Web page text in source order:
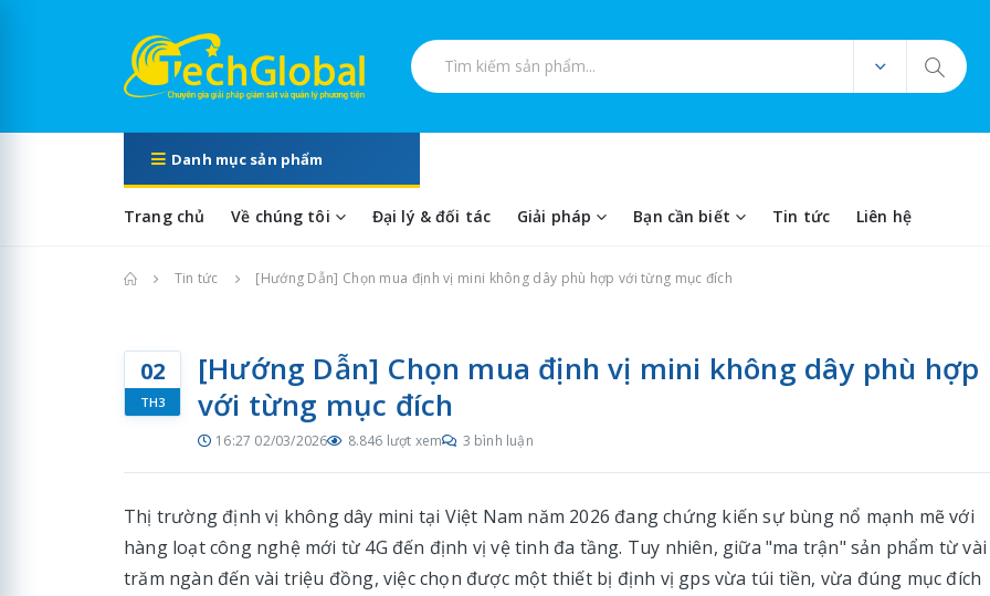
Tìm kiếm sản phẩm
Danh mục sản phẩm
Trang chủ Về chúng tôi Đại lý & đối tác Giải pháp Bạn cần biết Tin tức Liên hệ
Trang chủ
Tin tức [Hướng Dẫn] Chọn mua định vị mini không dây phù hợp với từng mục đích
02
TH3
[Hướng Dẫn] Chọn mua định vị mini không dây phù hợp
với từng mục đích
16:27 02/03/2026 8.846 lượt xem 3 bình luận
Thị trường định vị không dây mini tại Việt Nam năm 2026 đang chứng kiến sự bùng nổ mạnh mẽ với
hàng loạt công nghệ mới từ 4G đến định vị vệ tinh đa tầng. Tuy nhiên, giữa "ma trận" sản phẩm từ vài
trăm ngàn đến vài triệu đồng, việc chọn được một thiết bị định vị gps vừa túi tiền, vừa đúng mục đích